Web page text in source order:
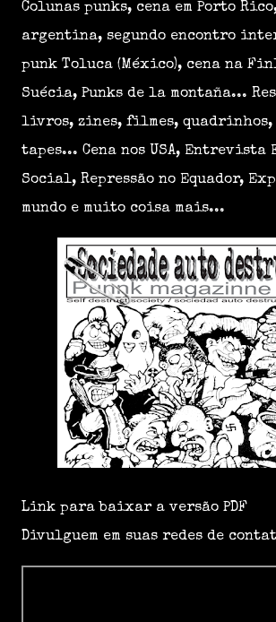
Colunas punks, cena em Porto
argentina, segundo encontro
punk Toluca (México), cena na
Suécia, Punks de la montaña...
livros, zines, filmes, quadrinhos,
tapes... Cena nos USA, Entrevista
Social, Repressão no Equador,
mundo e muito coisa mais...
Link para baixar a versão PDF
Divulguem em suas redes de